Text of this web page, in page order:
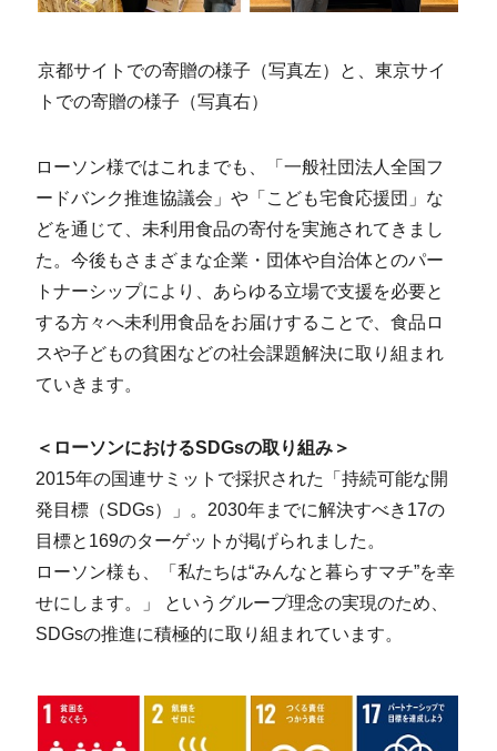
京都サイトでの寄贈の様子（写真左）と、​​​東京サイ
トでの寄贈の様子（写真右）
ローソン様ではこれまでも、「一般社団法人全国フ
ードバンク推進協議会」や「こども宅食応援団」な
どを通じて、未利用食品の寄付を実施されてきまし
た。今後もさまざまな企業・団体や自治体とのパー
トナーシップにより、あらゆる立場で支援を必要と
する方々へ未利用食品をお届けすることで、食品ロ
スや子どもの貧困などの社会課題解決に取り組まれ
ていきます。
＜ローソンにおけるSDGsの取り組み＞
2015年の国連サミットで採択された「持続可能な開
発目標（SDGs）」。2030年までに解決すべき17の
目標と169のターゲットが掲げられました。
ローソン様も、「私たちは“みんなと暮らすマチ”を幸
せにします。」 というグループ理念の実現のため、
SDGsの推進に積極的に取り組まれています。